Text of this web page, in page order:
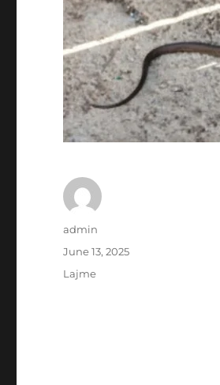
Author
admin
Posted
June 13, 2025
Categories
Lajme